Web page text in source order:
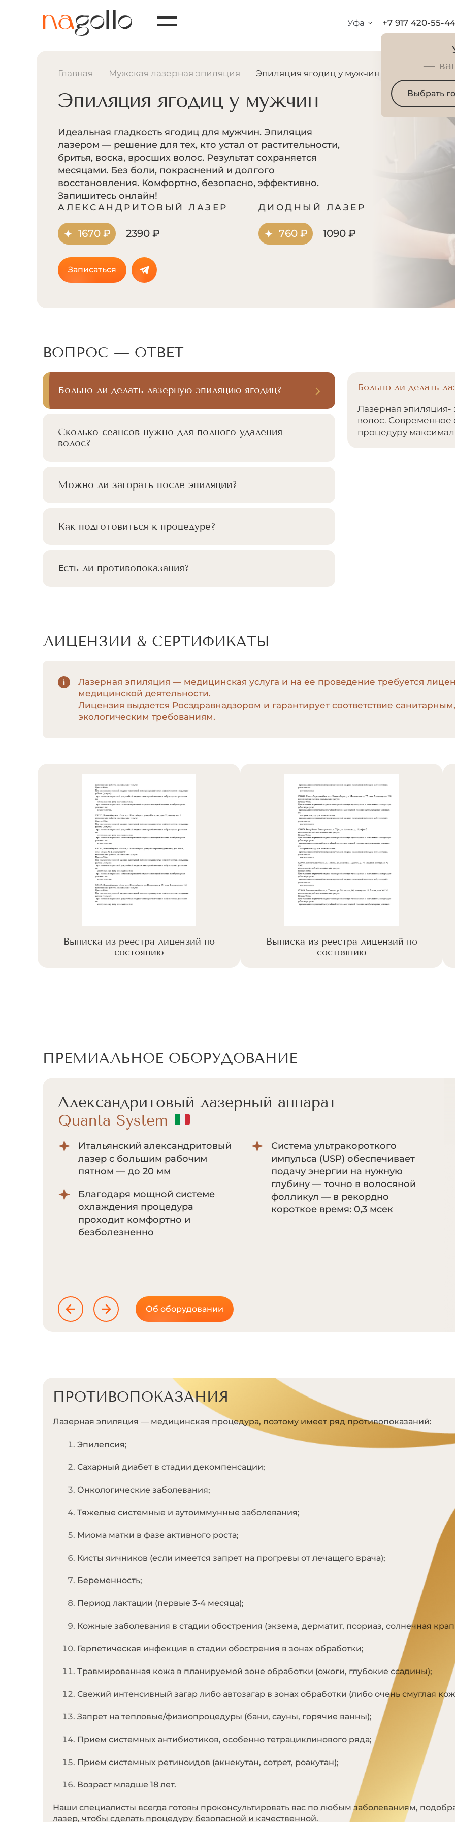
Уфа
—
Выбрать
+7 917 420-55-44
Главная Мужская лазерная эпиляция Эпиляция ягодиц у мужчин
Эпиляция ягодиц у мужчин
Идеальная гладкость ягодиц для мужчин. Эпиляция
лазером — решение для тех, кто устал от растительности,
бритья, воска, вросших волос. Результат сохраняется
месяцами. Без боли, покраснений и долгого
восстановления. Комфортно, безопасно, эффективно.
Запишитесь онлайн!
АЛЕКСАНДРИТОВЫЙ ЛАЗЕР
1670 ₽ 2390 ₽
ДИОДНЫЙ ЛАЗЕР
760 ₽ 1090 ₽
Записаться
ВОПРОС — ОТВЕТ
Больно ли делать лазерную эпиляцию ягодиц?
Сколько сеансов нужно для полного удаления
волос?
Можно ли загорать после эпиляции?
Как подготовиться к процедуре?
Есть ли противопоказания?
Больно ли делать
Лазерная эпиляция-
волос.
процедуру
ЛИЦЕНЗИИ & СЕРТИФИКАТЫ
Лазерная эпиляция — медицинская услуга и на ее проведение требуется
медицинской деятельности.
Лицензия выдается Росздравнадзором и гарантирует соответствие
экологическим требованиям.
Выписка из реестра лицензий по
состоянию
Выписка из реестра лицензий по
состоянию
ПРЕМИАЛЬНОЕ ОБОРУДОВАНИЕ
Александритовый лазерный аппарат
Quanta System
Итальянский александритовый
лазер с большим рабочим
пятном — до 20 мм
Благодаря мощной системе
охлаждения процедура
проходит комфортно и
безболезненно
Система ультракороткого
импульса (USP) обеспечивает
подачу энергии на нужную
глубину — точно в волосяной
фолликул — в рекордно
короткое время: 0,3 мсек
Об оборудовании
ПРОТИВОПОКАЗАНИЯ
Лазерная эпиляция — медицинская процедура, поэтому имеет ряд противопоказаний:
Эпилепсия;
Сахарный диабет в стадии декомпенсации;
Онкологические заболевания;
Тяжелые системные и аутоиммунные заболевания;
Миома матки в фазе активного роста;
Кисты яичников (если имеется запрет на прогревы от лечащего врача);
Беременность;
Период лактации (первые 3-4 месяца);
Кожные заболевания в стадии обострения (экзема, дерматит, псориаз, солнечная
Герпетическая инфекция в стадии обострения в зонах обработки;
Травмированная кожа в планируемой зоне обработки (ожоги, глубокие ссадины);
Свежий интенсивный загар либо автозагар в зонах обработки (либо очень смуглая
Запрет на тепловые/физиопроцедуры (бани, сауны, горячие ванны);
Прием системных антибиотиков, особенно тетрациклинового ряда;
Прием системных ретиноидов (акнекутан, сотрет, роакутан);
Возраст младше 18 лет.
Наши специалисты всегда готовы проконсультировать вас по любым заболеваниям,
лазер, чтобы сделать процедуру безопасной и качественной.